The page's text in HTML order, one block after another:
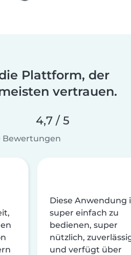
Plattform, der
vertrauen.
4,7 / 5
Bewertungen
Diese Anwendung
super einfach zu
bedienen, super
nützlich,
und verfügt über